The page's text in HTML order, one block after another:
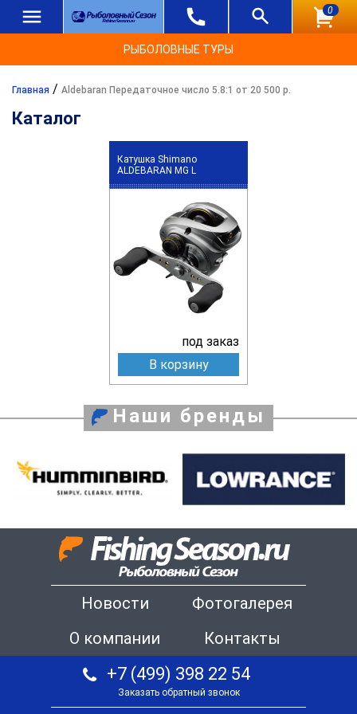
0
РЫБОЛОВНЫЕ ТУРЫ
Главная / Aldebaran Передаточное число 5.8:1 от 20 500 р.
Каталог
Катушка Shimano
ALDEBARAN MG L
под заказ
В корзину
Наши бренды
Новости
Фотогалерея
О компании
Контакты
+7 (499) 398 22 54
Заказать обратный звонок